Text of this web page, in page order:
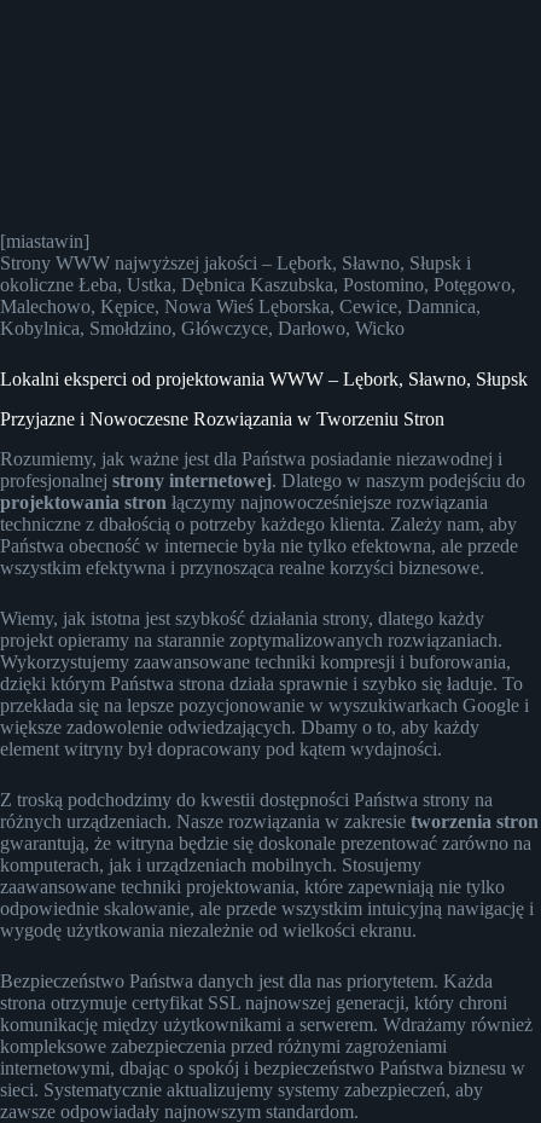
[miastawin]
Strony WWW najwyższej jakości – Lębork, Sławno, Słupsk i
okoliczne Łeba, Ustka, Dębnica Kaszubska, Postomino, Potęgowo,
Malechowo, Kępice, Nowa Wieś Lęborska, Cewice, Damnica,
Kobylnica, Smołdzino, Główczyce, Darłowo, Wicko
Lokalni eksperci od projektowania WWW – Lębork, Sławno, Słupsk
Przyjazne i Nowoczesne Rozwiązania w Tworzeniu Stron
Rozumiemy, jak ważne jest dla Państwa posiadanie niezawodnej i
profesjonalnej strony internetowej. Dlatego w naszym podejściu do
projektowania stron łączymy najnowocześniejsze rozwiązania
techniczne z dbałością o potrzeby każdego klienta. Zależy nam, aby
Państwa obecność w internecie była nie tylko efektowna, ale przede
wszystkim efektywna i przynosząca realne korzyści biznesowe.
Wiemy, jak istotna jest szybkość działania strony, dlatego każdy
projekt opieramy na starannie zoptymalizowanych rozwiązaniach.
Wykorzystujemy zaawansowane techniki kompresji i buforowania,
dzięki którym Państwa strona działa sprawnie i szybko się ładuje. To
przekłada się na lepsze pozycjonowanie w wyszukiwarkach Google i
większe zadowolenie odwiedzających. Dbamy o to, aby każdy
element witryny był dopracowany pod kątem wydajności.
Z troską podchodzimy do kwestii dostępności Państwa strony na
różnych urządzeniach. Nasze rozwiązania w zakresie tworzenia stron
gwarantują, że witryna będzie się doskonale prezentować zarówno na
komputerach, jak i urządzeniach mobilnych. Stosujemy
zaawansowane techniki projektowania, które zapewniają nie tylko
odpowiednie skalowanie, ale przede wszystkim intuicyjną nawigację i
wygodę użytkowania niezależnie od wielkości ekranu.
Bezpieczeństwo Państwa danych jest dla nas priorytetem. Każda
strona otrzymuje certyfikat SSL najnowszej generacji, który chroni
komunikację między użytkownikami a serwerem. Wdrażamy również
kompleksowe zabezpieczenia przed różnymi zagrożeniami
internetowymi, dbając o spokój i bezpieczeństwo Państwa biznesu w
sieci. Systematycznie aktualizujemy systemy zabezpieczeń, aby
zawsze odpowiadały najnowszym standardom.